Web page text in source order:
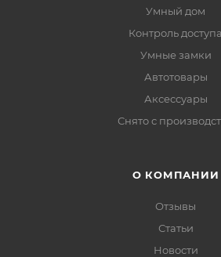
Умный дом
Контроль доступа
Умные замки
Автотовары
Аксессуары
Снято с
О КОМПАНИИ
Отзывы
Статьи
Новости